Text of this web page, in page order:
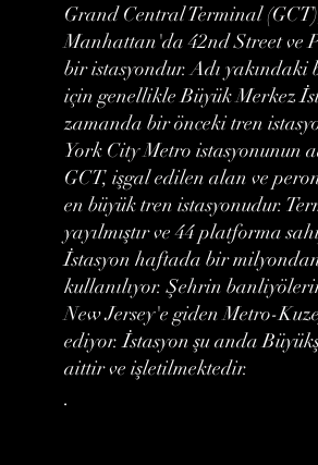
Grand Central Terminal
Manhattan'da 42nd Street ve
bir istasyondur. Adı
için genellikle Büyük Merkez
zamanda bir önceki tren
York City Metro istasyonunun
GCT, işgal edilen alan ve
en büyük tren istasyonudur.
yayılmıştır ve 44 platforma
İstasyon haftada bir
kullanılıyor. Şehrin
New Jersey'e giden Metro-
ediyor. İstasyon şu anda
aittir ve işletilmektedir.
.